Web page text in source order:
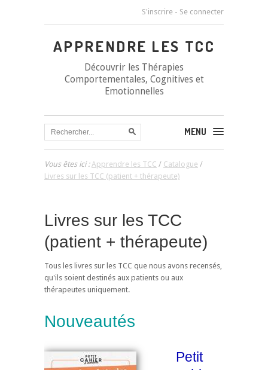
S'inscrire - Se connecter
APPRENDRE LES TCC
Découvrir les Thérapies
Comportementales, Cognitives et
Emotionnelles
MENU
Vous êtes ici :Apprendre les TCC / Catalogue /
Livres sur les TCC (patient + thérapeute)
Livres sur les TCC
(patient + thérapeute)
Tous les livres sur les TCC que nous avons recensés,
qu'ils soient destinés aux patients ou aux
thérapeutes uniquement.
Nouveautés
Petit